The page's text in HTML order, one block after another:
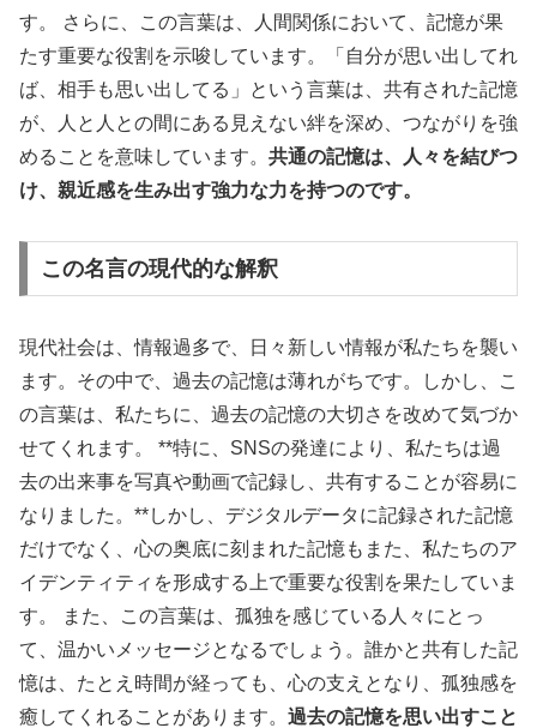
す。 さらに、この言葉は、人間関係において、記憶が果
たす重要な役割を示唆しています。「自分が思い出してれ
ば、相手も思い出してる」という言葉は、共有された記憶
が、人と人との間にある見えない絆を深め、つながりを強
めることを意味しています。 共通の記憶は、人々を結びつ
け、親近感を生み出す強力な力を持つのです。
この名言の現代的な解釈
現代社会は、情報過多で、日々新しい情報が私たちを襲い
ます。その中で、過去の記憶は薄れがちです。しかし、こ
の言葉は、私たちに、過去の記憶の大切さを改めて気づか
せてくれます。 **特に、SNSの発達により、私たちは過
去の出来事を写真や動画で記録し、共有することが容易に
なりました。**しかし、デジタルデータに記録された記憶
だけでなく、心の奥底に刻まれた記憶もまた、私たちのア
イデンティティを形成する上で重要な役割を果たしていま
す。 また、この言葉は、孤独を感じている人々にとっ
て、温かいメッセージとなるでしょう。誰かと共有した記
憶は、たとえ時間が経っても、心の支えとなり、孤独感を
癒してくれることがあります。 過去の記憶を思い出すこと